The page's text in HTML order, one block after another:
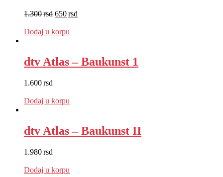
1.300rsd 650rsd
Dodaj u korpu
dtv Atlas – Baukunst 1
1.600rsd
Dodaj u korpu
dtv Atlas – Baukunst II
1.980rsd
Dodaj u korpu